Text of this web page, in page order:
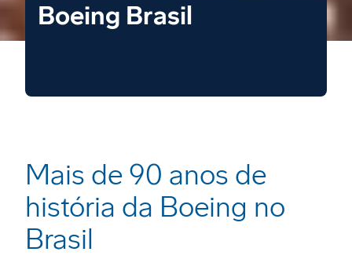
Boeing Brasil
Mais de 90 anos de
história da Boeing no
Brasil